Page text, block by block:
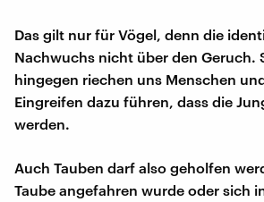
Das gilt nur für Vögel, denn die
Nachwuchs nicht über den Geruch.
hingegen riechen uns Menschen
Eingreifen dazu führen, dass die
werden.
Auch Tauben darf also geholfen
Taube angefahren wurde oder sich